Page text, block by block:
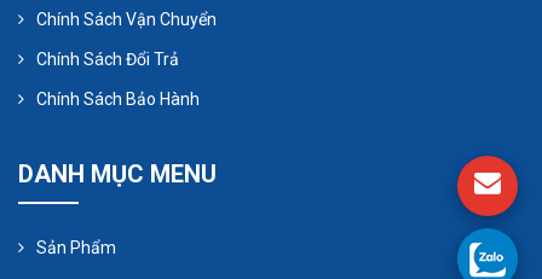
hạn chế, tuy nhiên, bạn cần nằm rõ những lưu ý
mà chúng tôi vừa đưa ra để có được sản phẩm
phù hợp nhất. Tránh tình trạng tiền mất tật mang
Chính Sách Vận Chuyển
Chính Sách Đổi Trả
Chính Sách Bảo Hành
DANH MỤC MENU
Sản Phẩm